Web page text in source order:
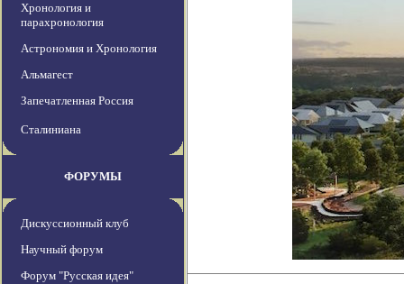
Хронология и
парахронология
Астрономия и Хронология
Альмагест
Запечатленная Россия
Сталиниана
ФОРУМЫ
Дискуссионный клуб
Научный форум
Форум "Русская идея"